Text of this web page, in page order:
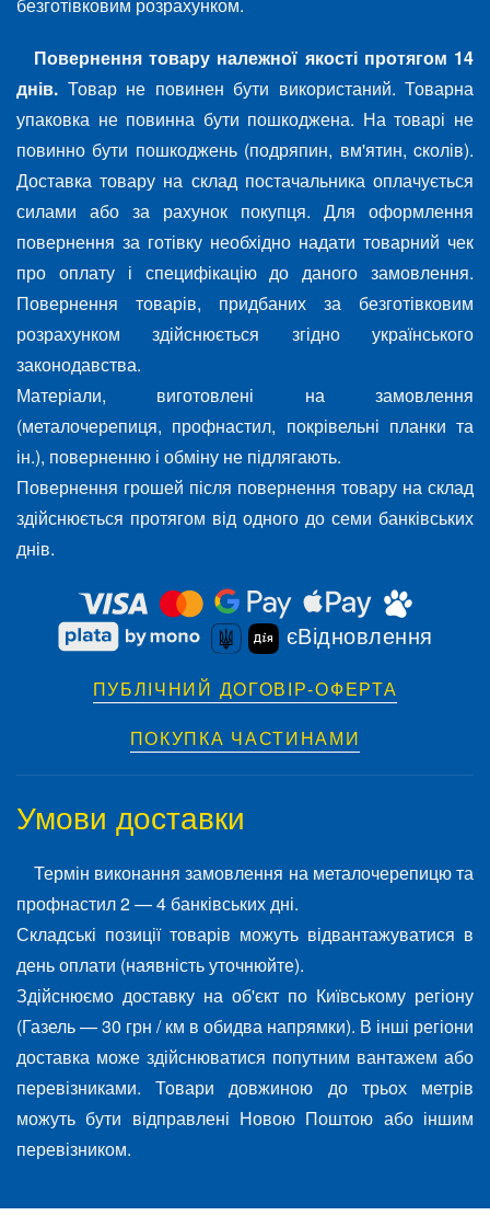
безготівковим розрахунком.
Повернення товару належної якості протягом 14
днів. Товар не повинен бути використаний. Товарна
упаковка не повинна бути пошкоджена. На товарі не
повинно бути пошкоджень (подряпин, вм'ятин, cколів).
Доставка товару на склад постачальника оплачується
силами або за рахунок покупця. Для оформлення
повернення за готівку необхідно надати товарний чек
про оплату і специфікацію до даного замовлення.
Повернення товарів, придбаних за безготівковим
розрахунком здійснюється згідно українського
законодавства.
Матеріали, виготовлені на замовлення
(металочерепиця, профнастил, покрівельні планки та
ін.), поверненню і обміну не підлягають.
Повернення грошей після повернення товару на склад
здійснюється протягом від одного до семи банківських
днів.
єВідновлення
ПУБЛІЧНИЙ ДОГОВІР-ОФЕРТА
ПОКУПКА ЧАСТИНАМИ
Умови доставки
Термін виконання замовлення на металочерепицю та
профнастил 2 — 4 банківських дні.
Складські позиції товарів можуть відвантажуватися в
день оплати (наявність уточнюйте).
Здійснюємо доставку на об'єкт по Київському регіону
(Газель — 30 грн / км в обидва напрямки). В інші регіони
доставка може здійснюватися попутним вантажем або
перевізниками. Товари довжиною до трьох метрів
можуть бути відправлені Новою Поштою або іншим
перевізником.